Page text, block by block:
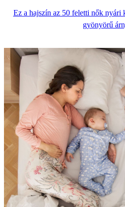
Ez a hajszín az 50 feletti nők nyári
gyönyörű